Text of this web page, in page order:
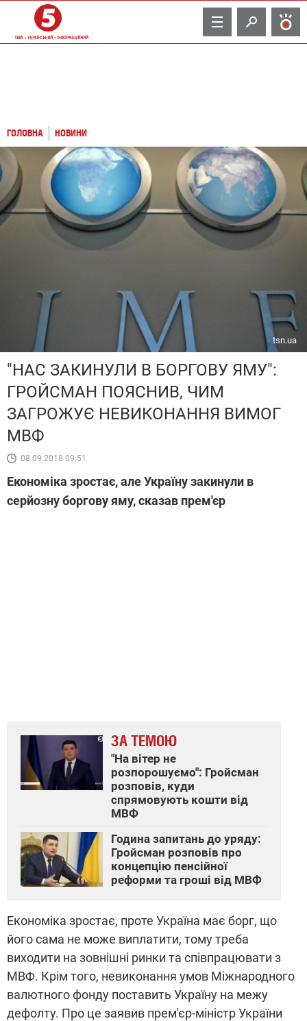
TV
ГОЛОВНА НОВИНИ
tsn.ua
"НАС ЗАКИНУЛИ В БОРГОВУ ЯМУ":
ГРОЙСМАН ПОЯСНИВ, ЧИМ
ЗАГРОЖУЄ НЕВИКОНАННЯ ВИМОГ
МВФ
08.09.2018 09:51
Економіка зростає, але Україну закинули в
серйозну боргову яму, сказав прем'єр
ЗА ТЕМОЮ
"На вітер не
розпорошуємо": Гройсман
розповів, куди
спрямовують кошти від
МВФ
Година запитань до уряду:
Гройсман розповів про
концепцію пенсійної
реформи та гроші від МВФ
Економіка зростає, проте Україна має борг, що
його сама не може виплатити, тому треба
виходити на зовнішні ринки та співпрацювати з
МВФ. Крім того, невиконання умов Міжнародного
валютного фонду поставить Україну на межу
дефолту. Про це заявив прем'єр-міністр України